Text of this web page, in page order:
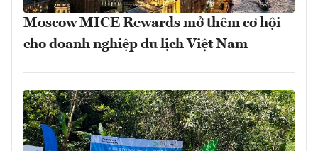
Moscow MICE Rewards mở thêm cơ hội
cho doanh nghiệp du lịch Việt Nam